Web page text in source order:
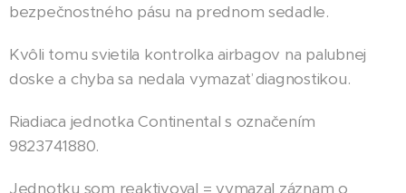
bezpečnostného pásu na prednom sedadle.
Kvôli tomu svietila kontrolka airbagov na palubnej
doske a chyba sa nedala vymazať diagnostikou.
Riadiaca jednotka Continental s označením
9823741880.
Jednotku som reaktivoval = vymazal záznam o